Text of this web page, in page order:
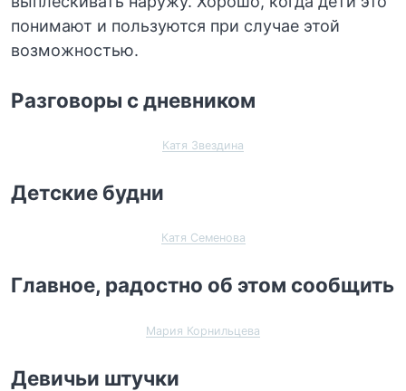
понимают и пользуются при случае этой
возможностью.
Разговоры с дневником
Катя Звездина
Детские будни
Катя Семенова
Главное, радостно об этом сообщить
Мария Корнильцева
Девичьи штучки